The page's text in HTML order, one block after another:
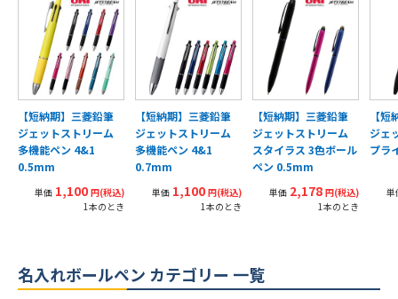
【短納期】三菱鉛筆
ジェットストリーム
多機能ペン 4&1
0.5mm
単価 1,100 円(税込)
1本のとき
【短納期】三菱鉛筆
ジェットストリーム
多機能ペン 4&1
0.7mm
単価 1,100 円(税込)
1本のとき
【短納期】三菱鉛筆
ジェットストリーム
スタイラス 3色ボール
ペン 0.5mm
単価 2,178 円(税込)
1本のとき
【
ジェ
プラ
単
名入れボールペン カテゴリー 一覧